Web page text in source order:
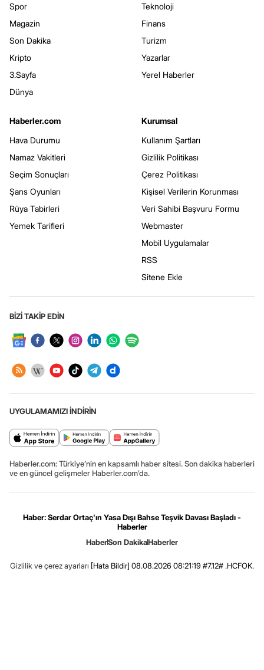
Spor
Magazin
Son Dakika
Kripto
3.Sayfa
Dünya
Teknoloji
Finans
Turizm
Yazarlar
Yerel Haberler
Haberler.com
Hava Durumu
Namaz Vakitleri
Seçim Sonuçları
Şans Oyunları
Rüya Tabirleri
Yemek Tarifleri
Kurumsal
Kullanım Şartları
Gizlilik Politikası
Çerez Politikası
Kişisel Verilerin Korunması
Veri Sahibi Başvuru Formu
Webmaster
Mobil Uygulamalar
RSS
Sitene Ekle
BİZİ TAKİP EDİN
UYGULAMAMIZI İNDİRİN
Haberler.com: Türkiye’nin en kapsamlı haber sitesi. Son dakika haberleri
ve en güncel gelişmeler Haberler.com’da.
Haber: Serdar Ortaç'ın Yasa Dışı Bahse Teşvik Davası Başladı -
Haberler
HaberSon DakikaHaberler
Gizlilik ve çerez ayarları [Hata Bildir] 08.08.2026 08:21:19 #7.12# .HCFOK.